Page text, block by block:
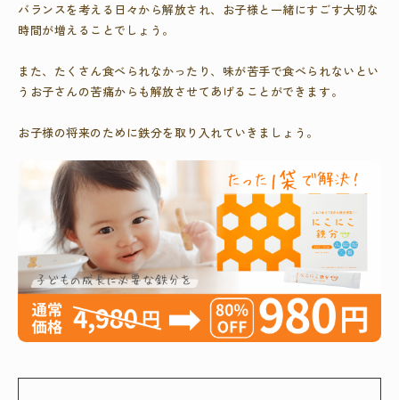
バランスを考える日々から解放され、お子様と一緒にすごす大切な
時間が増えることでしょう。
また、たくさん食べられなかったり、味が苦手で食べられないとい
うお子さんの苦痛からも解放させてあげることができます。
お子様の将来のために鉄分を取り入れていきましょう。